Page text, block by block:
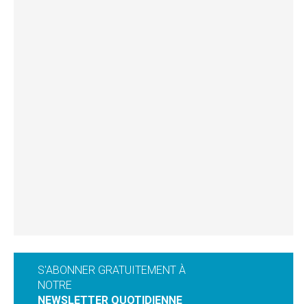
S'ABONNER GRATUITEMENT À
NOTRE
NEWSLETTER QUOTIDIENNE